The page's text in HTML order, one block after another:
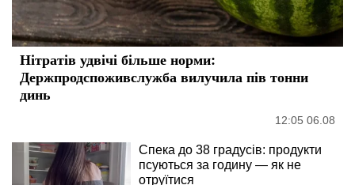
Нітратів удвічі більше норми:
Держпродспоживслужба вилучила пів тонни
динь
12:05 06.08
Спека до 38 градусів: продукти
псуються за годину — як не
отруїтися